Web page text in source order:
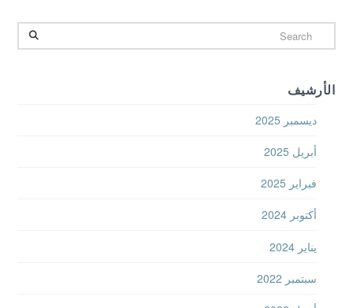
Search
الأرشيف
ديسمبر 2025
أبريل 2025
فبراير 2025
أكتوبر 2024
يناير 2024
سبتمبر 2022